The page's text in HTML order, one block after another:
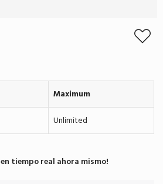
en tiempo real ahora mismo!
Maximum
Unlimited